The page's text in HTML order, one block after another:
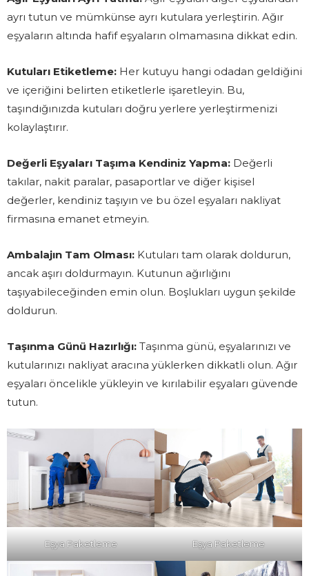
ayrı tutun ve mümkünse ayrı kutulara yerleştirin. Ağır
eşyaların altında hafif eşyaların olmamasına dikkat edin.
Kutuları Etiketleme: Her kutuyu hangi odadan geldiğini
ve içeriğini belirten etiketlerle işaretleyin. Bu,
taşındığınızda kutuları doğru yerlere yerleştirmenizi
kolaylaştırır.
Değerli Eşyaları Taşıma Kendiniz Yapma: Değerli
takılar, nakit paralar, pasaportlar ve diğer kişisel
değerler, kendiniz taşıyın ve bu özel eşyaları nakliyat
firmasına emanet etmeyin.
Ambalajın Tam Olması: Kutuları tam olarak doldurun,
ancak aşırı doldurmayın. Kutunun ağırlığını
taşıyabileceğinden emin olun. Boşlukları uygun şekilde
doldurun.
Taşınma Günü Hazırlığı: Taşınma günü, eşyalarınızı ve
kutularınızı nakliyat aracına yüklerken dikkatli olun. Ağır
eşyaları öncelikle yükleyin ve kırılabilir eşyaları güvende
tutun.
Eşya Paketleme Eşya Paketleme